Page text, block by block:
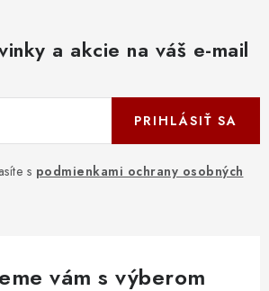
a akcie na váš e-mail
s podmienkami ochrany osobných
PRIHLÁSIŤ SA
vám s výberom